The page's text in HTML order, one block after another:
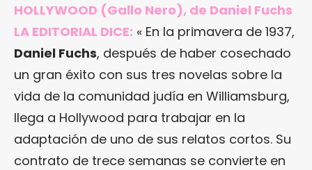
HOLLYWOOD (Gallo Nero), de Daniel Fuchs
LA EDITORIAL DICE: « En la primavera de 1937,
Daniel Fuchs, después de haber cosechado
un gran éxito con sus tres novelas sobre la
vida de la comunidad judía en Williamsburg,
llega a Hollywood para trabajar en la
adaptación de uno de sus relatos cortos. Su
contrato de trece semanas se convierte en